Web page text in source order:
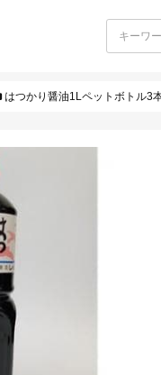
はつかり醤油1Lペットボトル3